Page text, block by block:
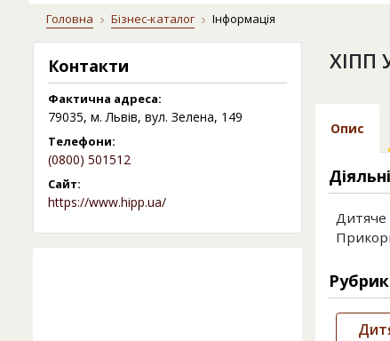
Головна Бізнес-каталог Інформація
Контакти
Фактична адреса:
79035, м. Львів, вул. Зелена, 149
Телефони:
(0800) 501512
Сайт:
https://www.hipp.ua/
ХІПП
Опис
Дитяче